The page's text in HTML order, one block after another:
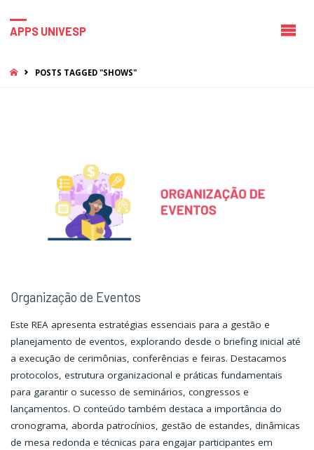
APPS UNIVESP
HOMEPOSTS TAGGED "SHOWS"
Organização de Eventos
Este REA apresenta estratégias essenciais para a gestão e
planejamento de eventos, explorando desde o briefing inicial até
a execução de cerimônias, conferências e feiras. Destacamos
protocolos, estrutura organizacional e práticas fundamentais
para garantir o sucesso de seminários, congressos e
lançamentos. O conteúdo também destaca a importância do
cronograma, aborda patrocínios, gestão de estandes, dinâmicas
de mesa redonda e técnicas para engajar participantes em